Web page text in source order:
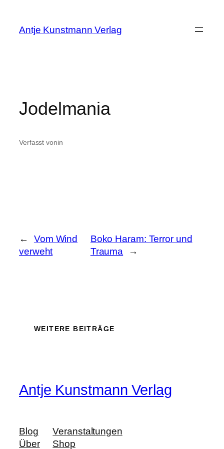
springen
Antje Kunstmann Verlag
Jodelmania
Verfasst vonin
←
Vom Wind
verweht
Boko Haram: Terror und
Trauma
→
WEITERE BEITRÄGE
Antje Kunstmann Verlag
Blog
Über
Veranstaltungen
Shop